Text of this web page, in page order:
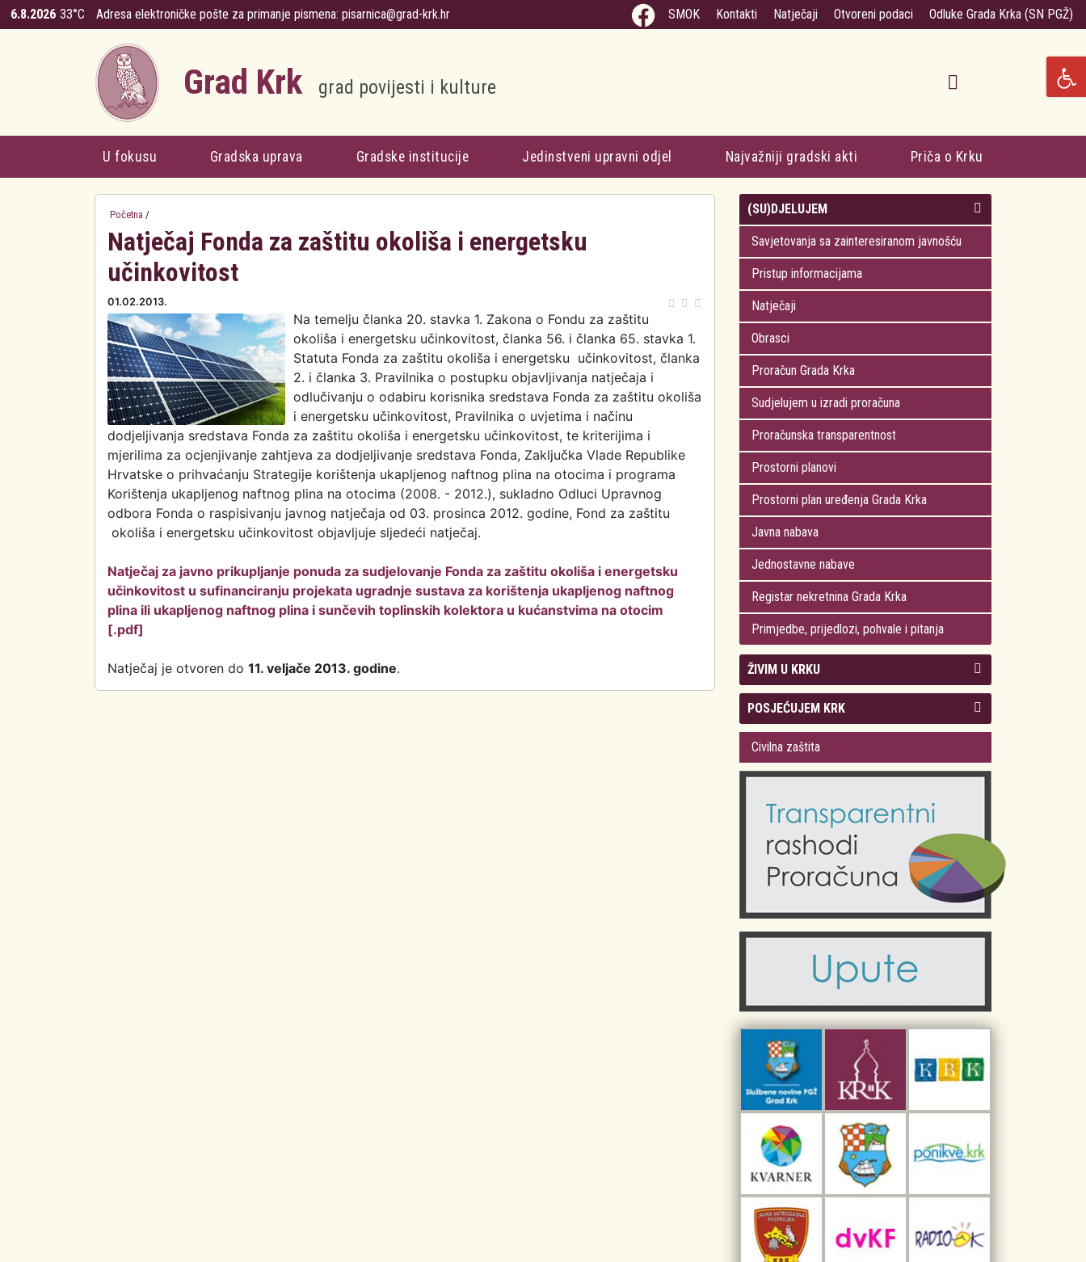
Skoči na glavni sadržaj
6.8.2026 33°C Adresa elektroničke pošte za primanje pismena: pisarnica@grad-krk.hr SMOK Kontakti Natječaji Otvoreni podaci Odluke Grada Krka (SN PGŽ)
Grad Krk grad povijesti i kulture
U fokusu Gradska uprava Gradske institucije Jedinstveni upravni odjel Najvažniji gradski akti Priča o Krku
Početna /
Natječaj Fonda za zaštitu okoliša i energetsku
učinkovitost
01.02.2013.
Na temelju članka 20. stavka 1. Zakona o Fondu za zaštitu
okoliša i energetsku učinkovitost, članka 56. i članka 65. stavka 1.
Statuta Fonda za zaštitu okoliša i energetsku učinkovitost, članka
2. i članka 3. Pravilnika o postupku objavljivanja natječaja i
odlučivanju o odabiru korisnika sredstava Fonda za zaštitu okoliša
i energetsku učinkovitost, Pravilnika o uvjetima i načinu
dodjeljivanja sredstava Fonda za zaštitu okoliša i energetsku učinkovitost, te kriterijima i
mjerilima za ocjenjivanje zahtjeva za dodjeljivanje sredstava Fonda, Zaključka Vlade Republike
Hrvatske o prihvaćanju Strategije korištenja ukapljenog naftnog plina na otocima i programa
Korištenja ukapljenog naftnog plina na otocima (2008. - 2012.), sukladno Odluci Upravnog
odbora Fonda o raspisivanju javnog natječaja od 03. prosinca 2012. godine, Fond za zaštitu
okoliša i energetsku učinkovitost objavljuje sljedeći natječaj.
Natječaj za javno prikupljanje ponuda za sudjelovanje Fonda za zaštitu okoliša i energetsku
učinkovitost u sufinanciranju projekata ugradnje sustava za korištenja ukapljenog naftnog
plina ili ukapljenog naftnog plina i sunčevih toplinskih kolektora u kućanstvima na otocim
[.pdf]
Natječaj je otvoren do 11. veljače 2013. godine.
(SU)DJELUJEM
Savjetovanja sa zainteresiranom javnošću
Pristup informacijama
Natječaji
Obrasci
Proračun Grada Krka
Sudjelujem u izradi proračuna
Proračunska transparentnost
Prostorni planovi
Prostorni plan uređenja Grada Krka
Javna nabava
Jednostavne nabave
Registar nekretnina Grada Krka
Primjedbe, prijedlozi, pohvale i pitanja
ŽIVIM U KRKU
Kolegij gradonačelnika
Gradsko vijeće
Odluke Grada Krka (Službene novine PGŽ)
Obrazovanje
Komunalne usluge
Civilni sektor (arhiva udruga)
Sport i rekreacija
POSJEĆUJEM KRK
Plan Grada Krka
Krk 360° VR panorama
Krk uživo
Fotogalerije
Kalendar događanja
Turistička zajednica otoka Krka
Kulturno-turistička ruta Putovima Frankopana
Dar iz Krka
Interpretacijski centar pomorske baštine
Civilna zaštita